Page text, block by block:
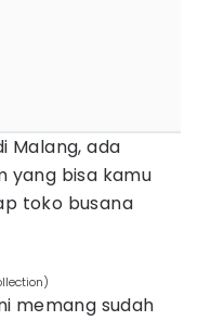
Malang, ada
yang bisa kamu
toko busana
memang sudah